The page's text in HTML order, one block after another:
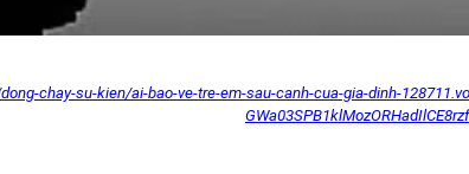
chay-su-kien/ai-bao-ve-tre-em-sau-canh-cua-gia-dinh-